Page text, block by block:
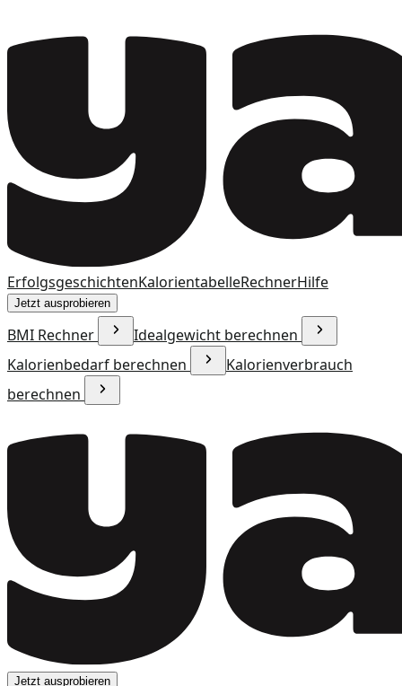
ErfolgsgeschichtenKalorientabelleRechnerHilfe
Jetzt ausprobieren
BMI Rechner
Idealgewicht berechnen
Kalorienbedarf berechnen
Kalorienverbrauch
berechnen
Jetzt ausprobieren